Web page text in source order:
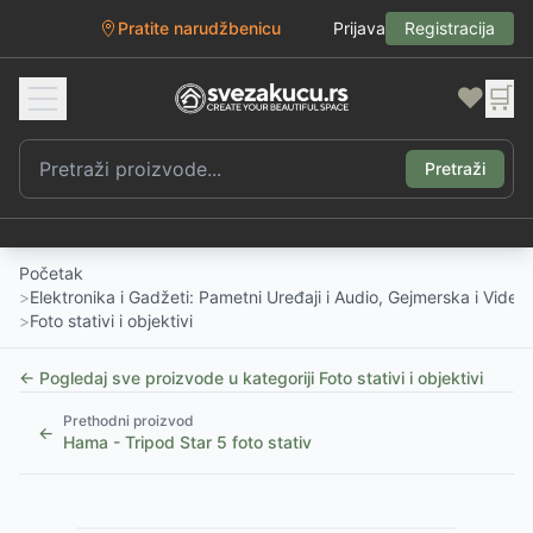
Pratite narudžbenicu Prijava Registracija
❤️ 🛒
Pretraži
Početak
>Elektronika i Gadžeti: Pametni Uređaji i Audio, Gejmerska i Video
>Foto stativi i objektivi
← Pogledaj sve proizvode u kategoriji Foto stativi i objektivi
←
Prethodni proizvod
Hama - Tripod Star 5 foto stativ